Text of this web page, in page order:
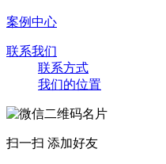
案例中心
联系我们
联系方式
我们的位置
扫一扫 添加好友